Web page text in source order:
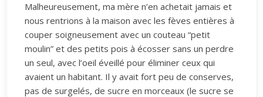
Malheureusement, ma mère n’en achetait jamais et
nous rentrions à la maison avec les fèves entières à
couper soigneusement avec un couteau “petit
moulin” et des petits pois à écosser sans un perdre
un seul, avec l’oeil éveillé pour éliminer ceux qui
avaient un habitant. Il y avait fort peu de conserves,
pas de surgelés, de sucre en morceaux (le sucre se